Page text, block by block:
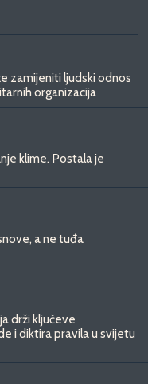
zamijeniti ljudski odnos
organizacija
klime. Postala je
a ne tuđa
drži ključeve
i diktira pravila u svijetu